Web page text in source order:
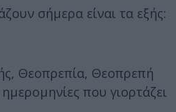
σήμερα είναι τα εξής:
Θεοπρεπία, Θεοπρεπή
που γιορτάζει